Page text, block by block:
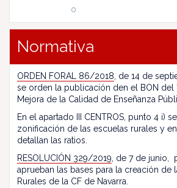
o
Normativa
ORDEN FORAL 86/2018 , de 14 de
se orden la publicación den el BON del
Mejora de la Calidad de Enseñanza
En el apartado III CENTROS, punto 4 i)
zonificación de las escuelas rurales y
detallan las ratios.
RESOLUCIÓN 329/2019 , de 7 de junio,
aprueban las bases para la creación de
Rurales de la CF de Navarra.